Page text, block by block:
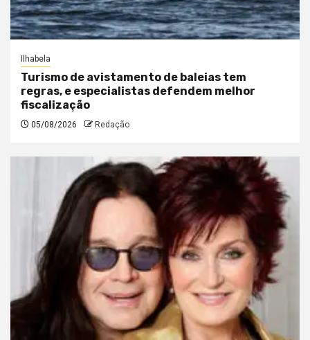
Ilhabela
Turismo de avistamento de baleias tem
regras, e especialistas defendem melhor
fiscalização
05/08/2026 Redação